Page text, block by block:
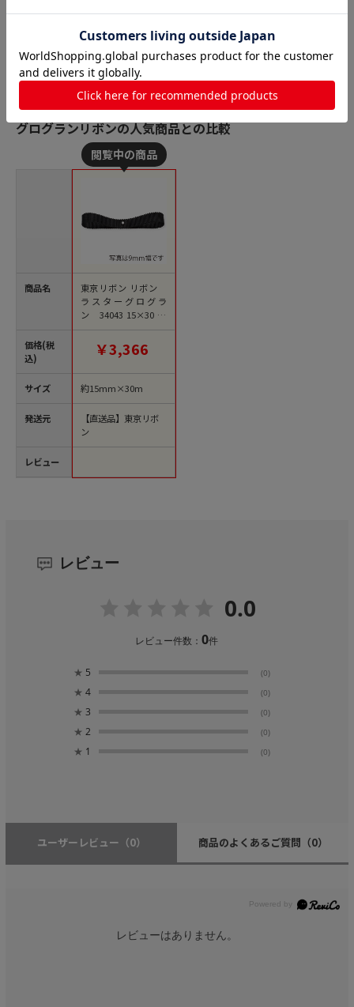
グログランリボンの人気商品との比較
商品名
価格(税
込)
サイズ
発送元
レビュー
東京リボン リボン
ラスターグログラ
ン 34043 15×30 #6
0 1巻（ご注文単位1
巻）【直送品】
￥3,366
約15mm×30m
【直送品】東京リボ
ン
レビュー
0.0
レビュー件数：0件
★ 5 (0)
★ 4 (0)
★ 3 (0)
★ 2 (0)
★ 1 (0)
ユーザーレビュー （0） 商品のよくあるご質問 （0）
レビューはありません。